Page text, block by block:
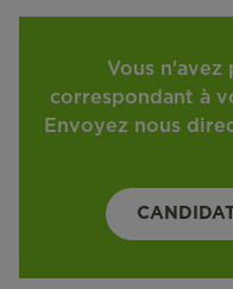
Vous n'avez
correspondant à
Envoyez nous